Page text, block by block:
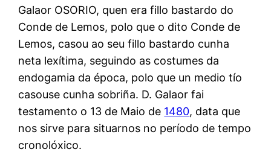
Galaor OSORIO, quen era fillo bastardo do
Conde de Lemos, polo que o dito Conde de
Lemos, casou ao seu fillo bastardo cunha
neta lexítima, seguindo as costumes da
endogamia da época, polo que un medio tío
casouse cunha sobriña. D. Galaor fai
testamento o 13 de Maio de 1480, data que
nos sirve para situarnos no período de tempo
cronolóxico.